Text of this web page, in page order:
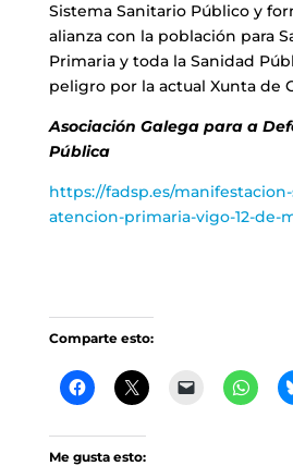
Sistema Sanitario Público y
alianza con la población para
Primaria y toda la Sanidad
peligro por la actual Xunta de
Asociación Galega para a
Pública
https://fadsp.es/
atencion-primaria-vigo-12-de-
Comparte esto:
Me gusta esto: